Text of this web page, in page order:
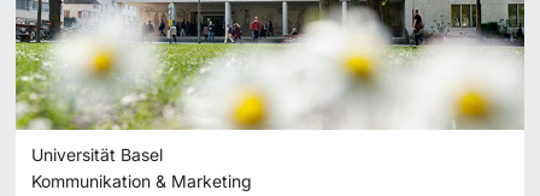
Universität Basel
Kommunikation & Marketing